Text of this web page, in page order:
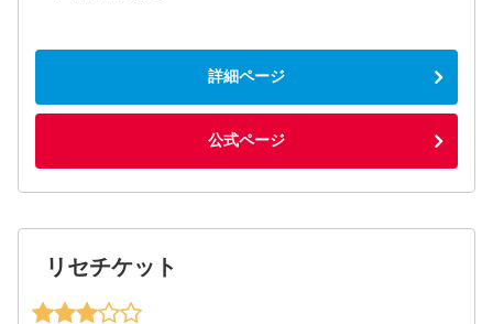
詳細ページ
公式ページ
リセチケット